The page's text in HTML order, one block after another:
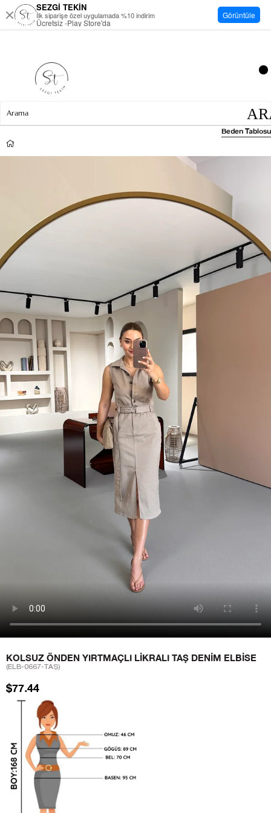
KOLSUZ ÖNDEN YIRTMAÇLI LIKRALI TAŞ DENIM ELBISE
(ELB-0667-TAŞ)
$77.44
Beden Tablosu
SEZGİ TEKİN
İlk siparişe özel uygulamada %10 indirim
Ücretsiz -Play Store'da
Görüntüle